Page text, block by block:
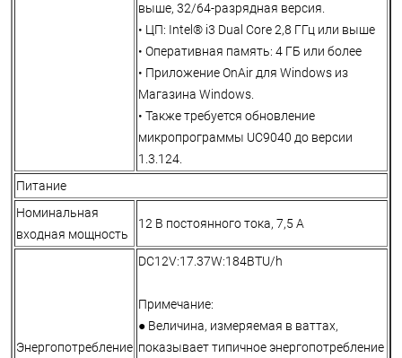
выше, 32/64-разрядная версия.
• ЦП: Intel® i3 Dual Core 2,8 ГГц или выше
• Оперативная память: 4 ГБ или более
• Приложение OnAir для Windows из
Магазина Windows.
• Также требуется обновление
микропрограммы UC9040 до версии
1.3.124.
Питание
Номинальная
входная мощность
12 В постоянного тока, 7,5 А
Энергопотребление
DC12V:17.37W:184BTU/h
Примечание:
● Величина, измеряемая в ваттах,
показывает типичное энергопотребление